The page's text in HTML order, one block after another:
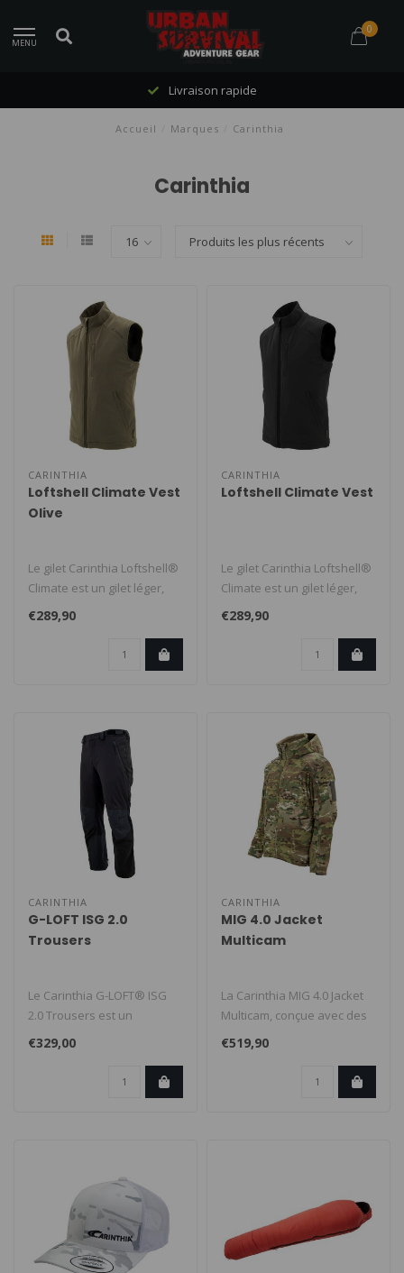
MENU
0
Livraison rapide
Accueil Marques Carinthia
Carinthia
CARINTHIA
Loftshell Climate Vest
Olive
Le gilet Carinthia Loftshell®
Climate est un gilet léger,
silencieux et très ..
€289,90
CARINTHIA
Loftshell Climate Vest
Le gilet Carinthia Loftshell®
Climate est un gilet léger,
silencieux et très ..
€289,90
CARINTHIA
G-LOFT ISG 2.0
Trousers
Le Carinthia G-LOFT® ISG
2.0 Trousers est un
pantalon softshell isolé
conçu p..
€329,00
CARINTHIA
MIG 4.0 Jacket
Multicam
La Carinthia MIG 4.0 Jacket
Multicam, conçue avec des
forces spéciales, offre ..
€519,90